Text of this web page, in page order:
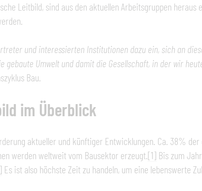
Leitbild, sind aus den aktuellen Arbeitsgruppen heraus
und interessierten Institutionen dazu ein, sich an
gebaute Umwelt und damit die Gesellschaft, in der wir
Bau.
im Überblick
aktueller und künftiger Entwicklungen. Ca. 38% der
werden weltweit vom Bausektor erzeugt.[1] Bis zum
Es ist also höchste Zeit zu handeln, um eine lebenswerte